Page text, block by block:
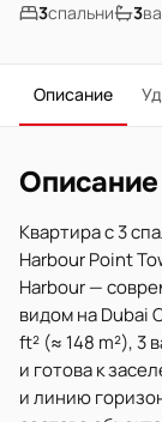
3спальни 3
Описание
Описание
Квартира с 3
Harbour Point
Harbour —
видом на Dubai
ft² (≈ 148 m²), 3
и готова к
и линию